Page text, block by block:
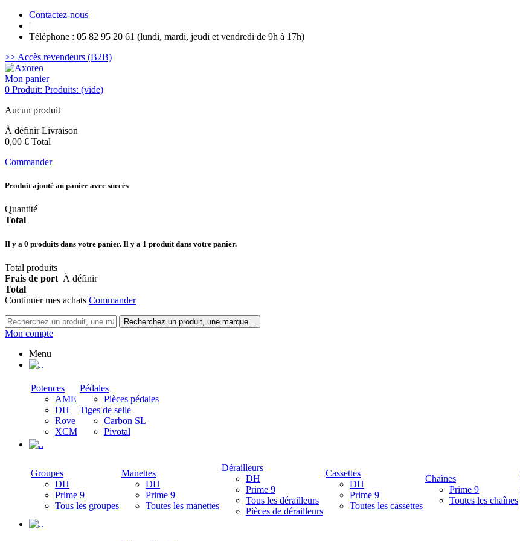
Contactez-nous
|
Téléphone : 05 82 95 20 61 (lundi, mardi, jeudi et vendredi de 9h à 17h)
>> Accès revendeurs (B2B)
Mon panier
0 Produit: Produits: (vide)
Aucun produit
À définirLivraison
0,00 € Total
Commander
Produit ajouté au panier avec succès
Quantité
Total
Il y a 0 produits dans votre panier. Il y a 1 produit dans votre panier.
Total produits
Frais de port À définir
Total
Continuer mes achats Commander
Recherchez un produit, une marque...
Mon compte
Menu
.
Potences
AME
DH
Rove
XCM
Pédales
Pièces pédales
Tiges de selle
Carbon SL
Pivotal
.
Groupes
DH
Prime 9
Tous les groupes
Manettes
DH
Prime 9
Toutes les manettes
Dérailleurs
DH
Prime 9
Tous les dérailleurs
Pièces de dérailleurs
Cassettes
DH
Prime 9
Toutes les cassettes
Chaînes
Prime 9
Toutes les chaînes
.